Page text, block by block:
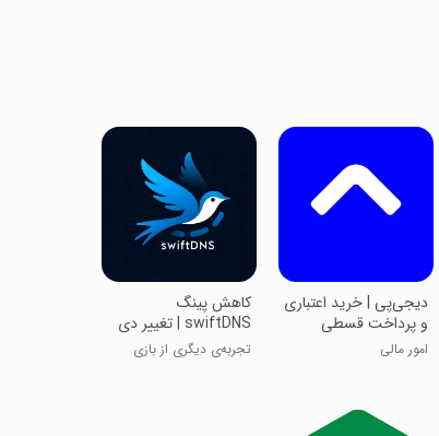
‏‏دیجی‌پی | خرید اعتباری
و پرداخت قسطی
امور مالی
‏کاهش پینگ
swiftDNS | تغییر دی
ان اس
تجربه‌ی دیگری از بازی